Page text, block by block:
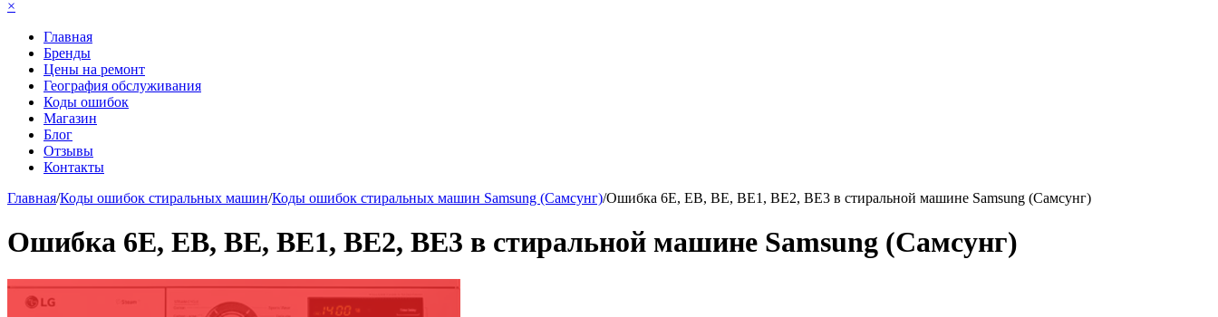
×
Главная
Бренды
Цены на ремонт
География обслуживания
Коды ошибок
Магазин
Блог
Отзывы
Контакты
Главная/Коды ошибок стиральных машин/Коды ошибок стиральных машин Samsung (Самсунг)/Ошибка 6Е, EB, BE, BE1, BE2, BE3 в стиральной машине Samsung (Самсунг)
Ошибка 6Е, EB, BE, BE1, BE2, BE3 в стиральной машине Samsung (Самсунг)